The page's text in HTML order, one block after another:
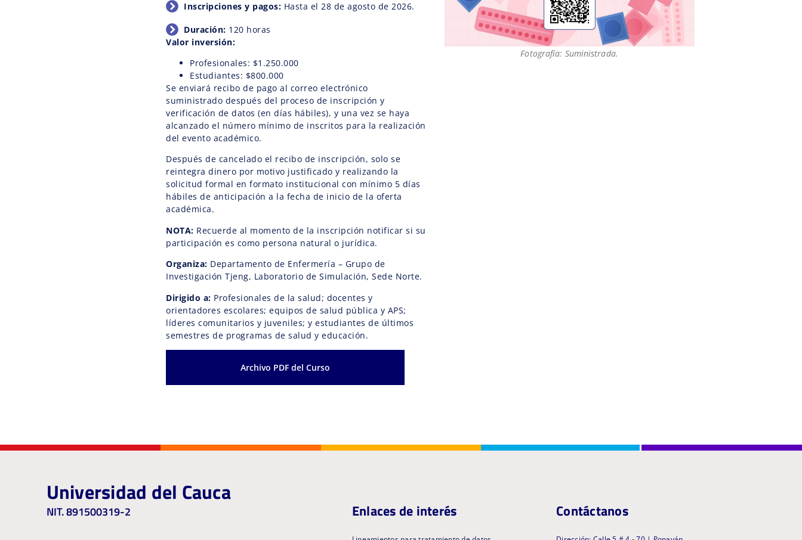
Inscripciones y pagos: Hasta el 28 de agosto de 2026.
Duración: 120 horas
Valor inversión:
Profesionales: $1.250.000
Estudiantes: $800.000
Se enviará recibo de pago al correo electrónico
suministrado después del proceso de inscripción y
verificación de datos (en días hábiles), y una vez se haya
alcanzado el número mínimo de inscritos para la realización
del evento académico.
Después de cancelado el recibo de inscripción, solo se
reintegra dinero por motivo justificado y realizando la
solicitud formal en formato institucional con mínimo 5 días
hábiles de anticipación a la fecha de inicio de la oferta
académica.
NOTA: Recuerde al momento de la inscripción notificar si su
participación es como persona natural o jurídica.
Organiza: Departamento de Enfermería – Grupo de
Investigación Tjeng, Laboratorio de Simulación, Sede Norte.
Dirigido a: Profesionales de la salud; docentes y
orientadores escolares; equipos de salud pública y APS;
líderes comunitarios y juveniles; y estudiantes de últimos
semestres de programas de salud y educación.
Archivo PDF del Curso
Fotografía: Suministrada.
Universidad del Cauca
NIT. 891500319-2 Enlaces de interés Contáctanos